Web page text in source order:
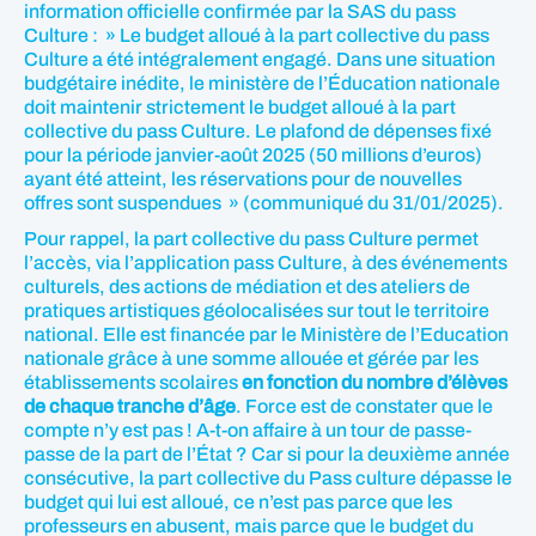
information officielle confirmée par la SAS du pass
Culture : » Le budget alloué à la part collective du pass
Culture a été intégralement engagé. Dans une situation
budgétaire inédite, le ministère de l’Éducation nationale
doit maintenir strictement le budget alloué à la part
collective du pass Culture. Le plafond de dépenses fixé
pour la période janvier-août 2025 (50 millions d’euros)
ayant été atteint, les réservations pour de nouvelles
offres sont suspendues » (communiqué du 31/01/2025).
Pour rappel, la part collective du pass Culture permet
l’accès, via l’application pass Culture, à des événements
culturels, des actions de médiation et des ateliers de
pratiques artistiques géolocalisées sur tout le territoire
national. Elle est financée par le Ministère de l’Education
nationale grâce à une somme allouée et gérée par les
établissements scolairesen fonction du nombre d’élèves
de chaque tranche d’âge. Force est de constater que le
compte n’y est pas ! A-t-on affaire à un tour de passe-
passe de la part de l’État ? Car si pour la deuxième année
consécutive, la part collective du Pass culture dépasse le
budget qui lui est alloué, ce n’est pas parce que les
professeurs en abusent, mais parce que le budget du